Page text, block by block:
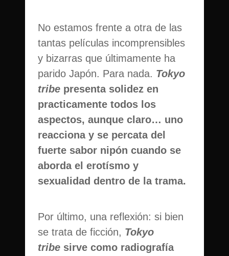
No estamos frente a otra de las
tantas películas incomprensibles
y bizarras que últimamente ha
parido Japón. Para nada. Tokyo
tribe presenta solidez en
practicamente todos los
aspectos, aunque claro… uno
reacciona y se percata del
fuerte sabor nipón cuando se
aborda el erotísmo y
sexualidad dentro de la trama.
Por último, una reflexión: si bien
se trata de ficción, Tokyo
tribe sirve como radiografía